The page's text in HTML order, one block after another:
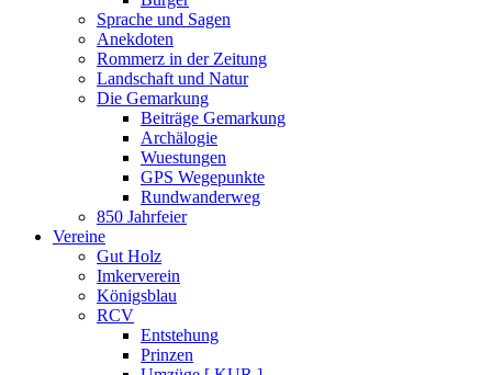
Sprache und Sagen
Anekdoten
Rommerz in der Zeitung
Landschaft und Natur
Die Gemarkung
Beiträge Gemarkung
Archälogie
Wuestungen
GPS Wegepunkte
Rundwanderweg
850 Jahrfeier
Vereine
Gut Holz
Imkerverein
Königsblau
RCV
Entstehung
Prinzen